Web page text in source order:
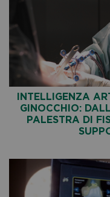
INTELLIGENZA
GINOCCHIO:
PALESTRA DI